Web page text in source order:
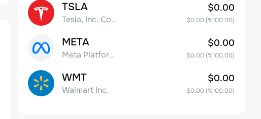
TSLA
Tesla, Inc. Common Stock
$0.00
$0.00(%100.00)
META
Meta Platforms, Inc. Class A Common Stock
$0.00
$0.00(%100.00)
WMT
Walmart Inc.
$0.00
$0.00(%100.00)